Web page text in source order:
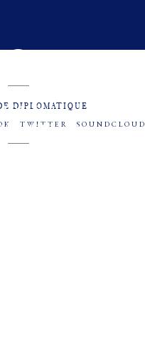
DIPLOMATIQUE
TWITTER SOUNDCLOUD